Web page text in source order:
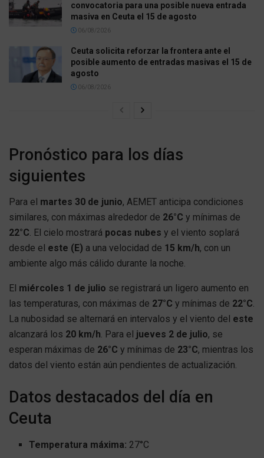
convocatoria para una posible nueva entrada
masiva en Ceuta el 15 de agosto
06/08/2026
Ceuta solicita reforzar la frontera ante el
posible aumento de entradas masivas el 15 de
agosto
06/08/2026
Pronóstico para los días
siguientes
Para el martes 30 de junio, AEMET anticipa condiciones
similares, con máximas alrededor de 26°C y mínimas de
22°C. El cielo mostrará pocas nubes y el viento soplará
desde el este (E) a una velocidad de 15 km/h, con un
ambiente algo más cálido durante la noche.
El miércoles 1 de julio se registrará un ligero aumento en
las temperaturas, con máximas de 27°C y mínimas de 22°C.
La nubosidad se alternará en intervalos y el viento del este
alcanzará los 20 km/h. Para el jueves 2 de julio, se
esperan máximas de 26°C y mínimas de 23°C, mientras los
datos del viento están aún pendientes de actualización.
Datos destacados del día en
Ceuta
Temperatura máxima: 27°C